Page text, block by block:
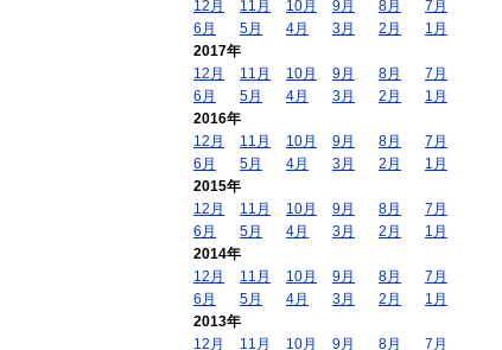
12月
11月 10月 9月 8月
7月
6月
5月 4月 3月 2月
1月
2017年
12月
11月 10月 9月 8月
7月
6月
5月 4月 3月 2月
1月
2016年
12月
11月 10月 9月 8月
7月
6月
5月 4月 3月 2月
1月
2015年
12月
11月 10月 9月 8月
7月
6月
5月 4月 3月 2月
1月
2014年
12月
11月 10月 9月 8月
7月
6月
5月 4月 3月 2月
1月
2013年
12月
11月 10月 9月 8月 7月